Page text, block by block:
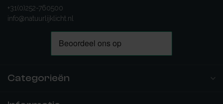
+31(0)252-760500
info@natuurlijklicht.nl
Categorieën